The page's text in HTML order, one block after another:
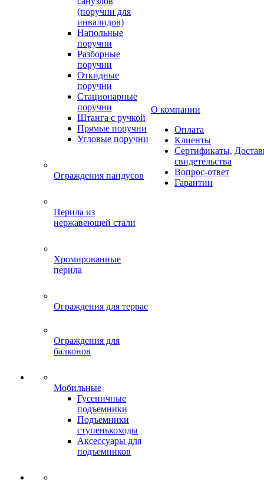
(поручни для
инвалидов)
Напольные
поручни
Разборные
поручни
Откидные
поручни
Стационарные
поручни
Штанга с ручкой
Прямые поручни
Угловые поручни
Ограждения пандусов
Перила из
нержавеющей стали
Хромированные
перила
Ограждения для террас
Ограждения для
балконов
Мобильные
Гусеничные
подъемники
Подъемники
ступенькоходы
Аксессуары для
подъемников
О компании
Оплата
Клиенты
Сертификаты,
свидетельства
Вопрос-ответ
Гарантии